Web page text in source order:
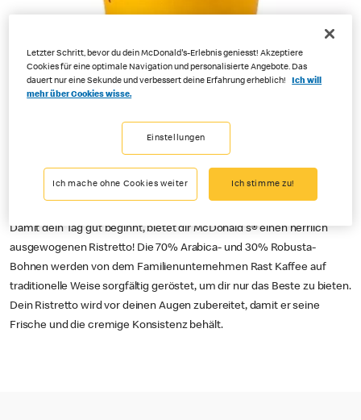
Damit dein Tag gut beginnt, bietet dir McDonald's® einen herrlich
ausgewogenen Ristretto! Die 70% Arabica- und 30% Robusta-
Bohnen werden von dem Familienunternehmen Rast Kaffee auf
traditionelle Weise sorgfältig geröstet, um dir nur das Beste zu bieten.
Dein Ristretto wird vor deinen Augen zubereitet, damit er seine
Frische und die cremige Konsistenz behält.
Letzter Schritt, bevor du dein McDonald's-Erlebnis geniesst! Akzeptiere
Cookies für eine optimale Navigation und personalisierte Angebote. Das
dauert nur eine Sekunde und verbessert deine Erfahrung erheblich!
Ich will
mehr über Cookies wisse.
Einstellungen
Ich mache ohne Cookies weiter Ich stimme zu!